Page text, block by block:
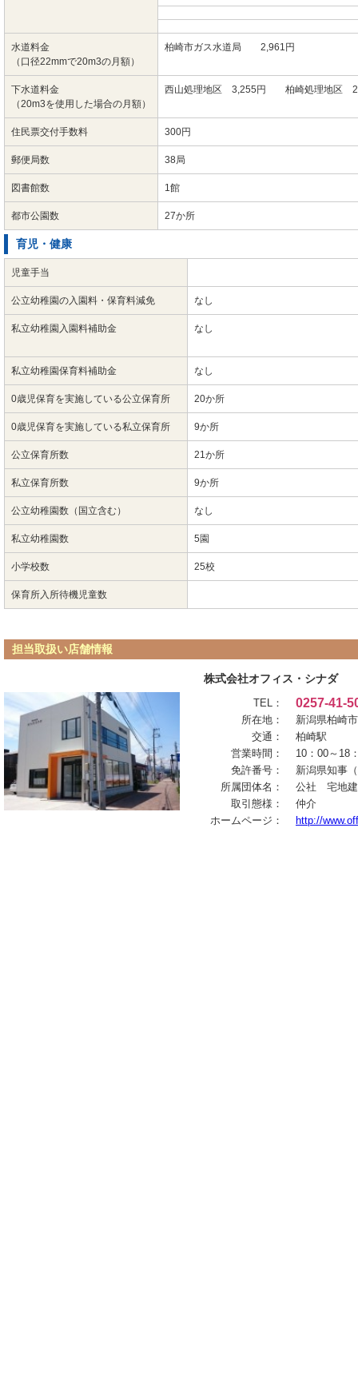
水道料金
（口径22mmで20m3の月額）
柏崎市ガス水道局 2,961円
下水道料金
（20m3を使用した場合の月額）
西山処理地区 3,255円 柏崎処理地区
住民票交付手数料 300円
郵便局数 38局
図書館数 1館
都市公園数 27か所
育児・健康
児童手当
公立幼稚園の入園料・保育料減免 なし
私立幼稚園入園料補助金 なし
私立幼稚園保育料補助金 なし
0歳児保育を実施している公立保育所 20か所
0歳児保育を実施している私立保育所 9か所
公立保育所数 21か所
私立保育所数 9か所
公立幼稚園数（国立含む） なし
私立幼稚園数 5園
小学校数 25校
保育所入所待機児童数
担当取扱い店舗情報
株式会社オフィス・シナダ
TEL： 0257-41-
所在地：
新潟県柏崎
交通：
柏崎駅
営業時間：
10：00～18
免許番号：
新潟県知事
所属団体名：
公社 宅地
取引態様：
仲介
ホームページ：
http://